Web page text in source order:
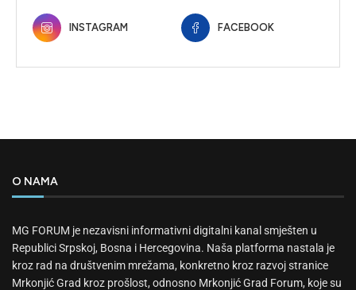
INSTAGRAM FACEBOOK
O NAMA
MG FORUM je nezavisni informativni digitalni kanal smješten u
Republici Srpskoj, Bosna i Hercegovina. Naša platforma nastala je
kroz rad na društvenim mrežama, konkretno kroz razvoj stranice
Mrkonjić Grad kroz prošlost, odnosno Mrkonjić Grad Forum, koje su